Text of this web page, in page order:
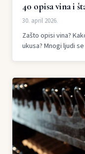
40 opisa vina i
30. april 2026.
Zašto opisi vina?
ukusa? Mnogi ljudi